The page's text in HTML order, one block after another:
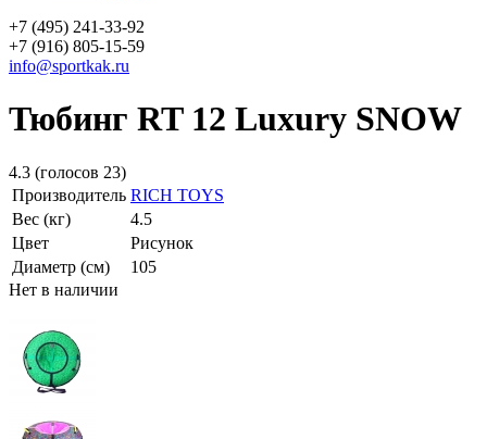
+7 (495) 241-33-92
+7 (916) 805-15-59
info@sportkak.ru
Тюбинг RT 12 Luxury SNOW
4.3 (голосов 23)
Производитель RICH TOYS
Вес (кг)
4.5
Цвет
Рисунок
Диаметр (см)
105
Нет в наличии